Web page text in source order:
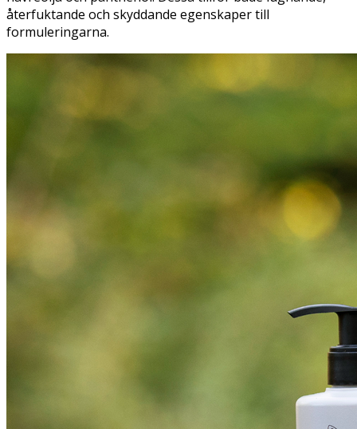
återfuktande och skyddande egenskaper till
formuleringarna.